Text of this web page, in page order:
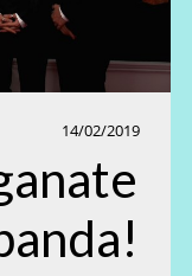
14/02/2019